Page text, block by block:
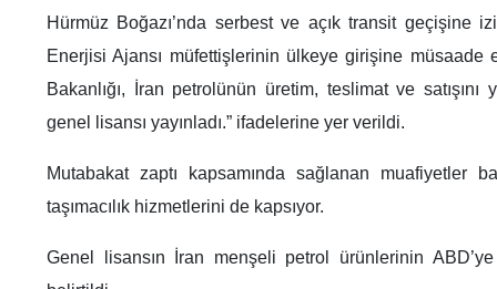
Hürmüz Boğazı’nda serbest ve açık transit geçişine
Enerjisi Ajansı müfettişlerinin ülkeye girişine müsaade
Bakanlığı, İran petrolünün üretim, teslimat ve
genel lisansı yayınladı.” ifadelerine yer verildi.
Mutabakat zaptı kapsamında sağlanan muafiyetler
taşımacılık hizmetlerini de kapsıyor.
Genel lisansın İran menşeli petrol ürünlerinin ABD’ye